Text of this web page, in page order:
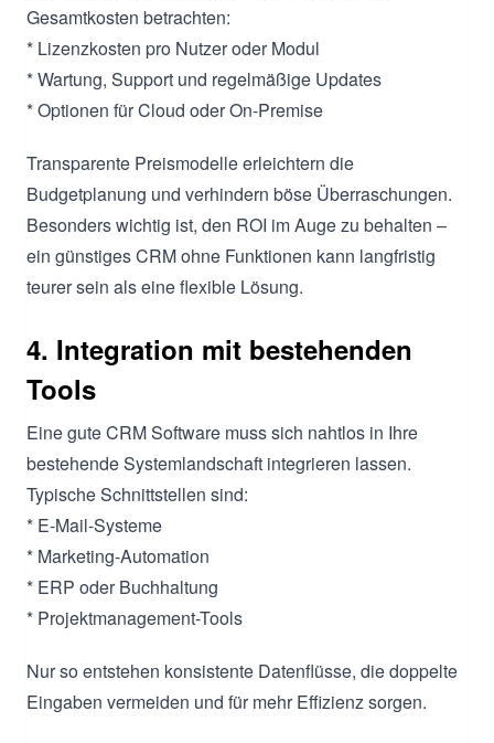
Gesamtkosten betrachten:
* Lizenzkosten pro Nutzer oder Modul
* Wartung, Support und regelmäßige Updates
* Optionen für Cloud oder On-Premise
Transparente Preismodelle erleichtern die
Budgetplanung und verhindern böse Überraschungen.
Besonders wichtig ist, den ROI im Auge zu behalten –
ein günstiges CRM ohne Funktionen kann langfristig
teurer sein als eine flexible Lösung.
4. Integration mit bestehenden
Tools
Eine gute CRM Software muss sich nahtlos in Ihre
bestehende Systemlandschaft integrieren lassen.
Typische Schnittstellen sind:
* E-Mail-Systeme
* Marketing-Automation
* ERP oder Buchhaltung
* Projektmanagement-Tools
Nur so entstehen konsistente Datenflüsse, die doppelte
Eingaben vermeiden und für mehr Effizienz sorgen.